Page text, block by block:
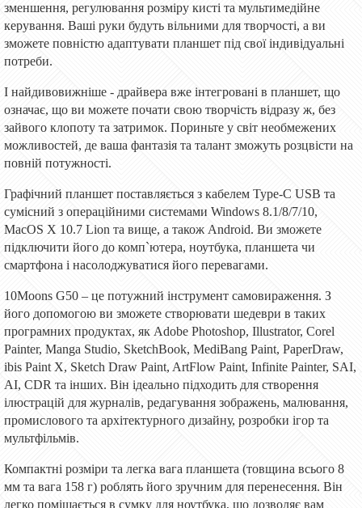
зменшення, регулювання розміру кисті та мультимедійне
керування. Ваші руки будуть вільними для творчості, а ви
зможете повністю адаптувати планшет під свої індивідуальні
потреби.
І найдивовижніше - драйвера вже інтегровані в планшет, що
означає, що ви можете почати свою творчість відразу ж, без
зайвого клопоту та затримок. Пориньте у світ необмежених
можливостей, де ваша фантазія та талант зможуть розцвісти на
повній потужності.
Графічний планшет поставляється з кабелем Type-C USB та
сумісний з операційними системами Windows 8.1/8/7/10,
MacOS X 10.7 Lion та вище, а також Android. Ви зможете
підключити його до комп`ютера, ноутбука, планшета чи
смартфона і насолоджуватися його перевагами.
10Moons G50 – це потужний інструмент самовираження. З
його допомогою ви зможете створювати шедеври в таких
програмних продуктах, як Adobe Photoshop, Illustrator, Corel
Painter, Manga Studio, SketchBook, MediBang Paint, PaperDraw,
ibis Paint X, Sketch Draw Paint, ArtFlow Paint, Infinite Painter, SAI,
AI, CDR та інших. Він ідеально підходить для створення
ілюстрацій для журналів, редагування зображень, малювання,
промислового та архітектурного дизайну, розробки ігор та
мультфільмів.
Компактні розміри та легка вага планшета (товщина всього 8
мм та вага 158 г) роблять його зручним для перенесення. Він
легко поміщається в сумку для ноутбука, що дозволяє вам